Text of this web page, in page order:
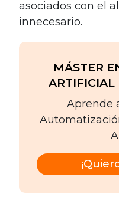
asociados con el
innecesario.
MÁSTER
ARTIFICIAL
Aprende